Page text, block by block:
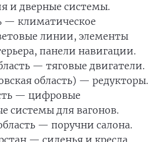
и дверные системы.
— климатическое
линии, элементы
панели навигации.
— тяговые двигатели.
область) — редукторы.
— цифровые
системы для вагонов.
— поручни салона.
— сиденья и кресла